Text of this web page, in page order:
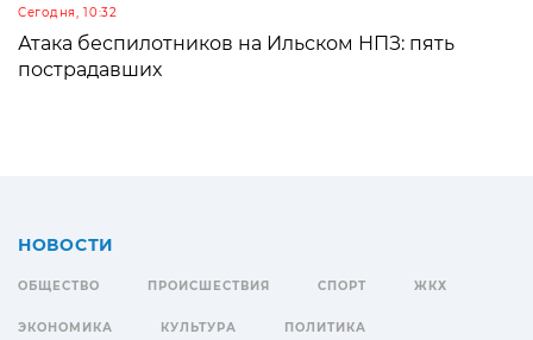
Сегодня, 10:32
Атака беспилотников на Ильском НПЗ: пять
пострадавших
НОВОСТИ
ОБЩЕСТВО ПРОИСШЕСТВИЯ СПОРТ ЖКХ
ЭКОНОМИКА КУЛЬТУРА ПОЛИТИКА